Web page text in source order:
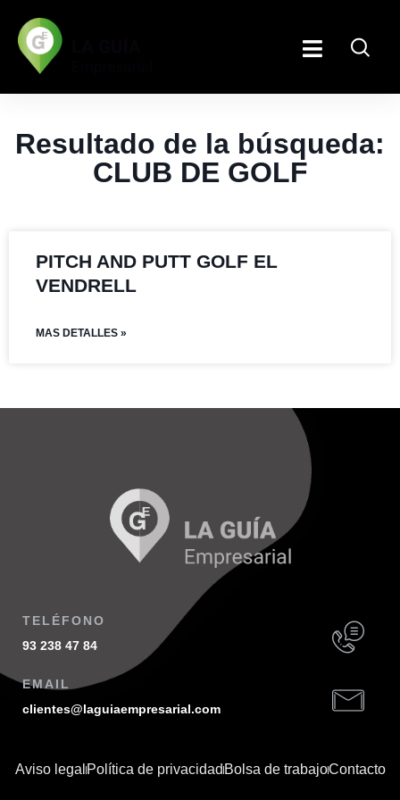
Resultado de la búsqueda:
CLUB DE GOLF
PITCH AND PUTT GOLF EL
VENDRELL
MAS DETALLES »
TELÉFONO
93 238 47 84
EMAIL
clientes@laguiaempresarial.com
Aviso legal Política de privacidadBolsa de trabajoContacto